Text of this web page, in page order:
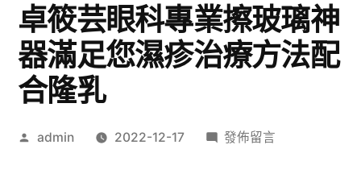
卓筱芸眼科專業擦玻璃神
器滿足您濕疹治療方法配
合隆乳
作
admin 2022-12-17
在
發佈留言